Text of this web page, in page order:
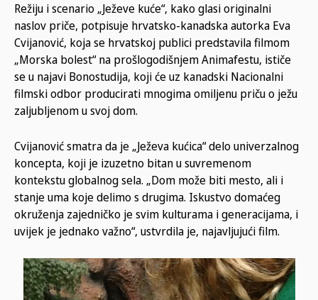
Režiju i scenario „Ježeve kuće“, kako glasi originalni
naslov priče, potpisuje hrvatsko-kanadskaautorka Eva
Cvijanović, koja se hrvatskoj publici predstavila filmom
„Morska bolest“ na prošlogodišnjem Animafestu, ističe
se u najavi Bonostudija, koji će uz kanadski Nacionalni
filmski odbor producirati mnogima omiljenu priču o ježu
zaljubljenom u svoj dom.
Cvijanović smatra da je „Ježeva kućica“ delo univerzalnog
koncepta, koji je izuzetno bitan u suvremenom
kontekstu globalnog sela. „Dom može biti mesto, ali i
stanje uma koje delimo s drugima. Iskustvo domaćeg
okruženja zajedničko je svim kulturama i generacijama, i
uvijek je jednako važno“, ustvrdila je, najavljujući film.